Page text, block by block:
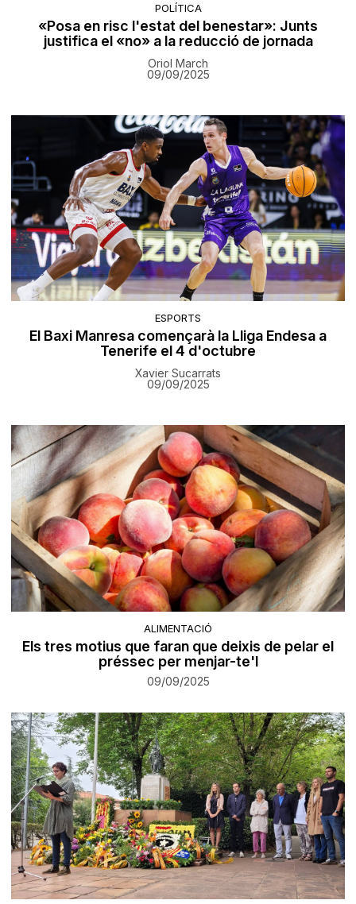
POLÍTICA
«Posa en risc l'estat del benestar»: Junts
justifica el «no» a la reducció de jornada
Oriol March
09/09/2025
ESPORTS
El Baxi Manresa començarà la Lliga Endesa a
Tenerife el 4 d'octubre
Xavier Sucarrats
09/09/2025
ALIMENTACIÓ
Els tres motius que faran que deixis de pelar el
préssec per menjar-te'l
09/09/2025